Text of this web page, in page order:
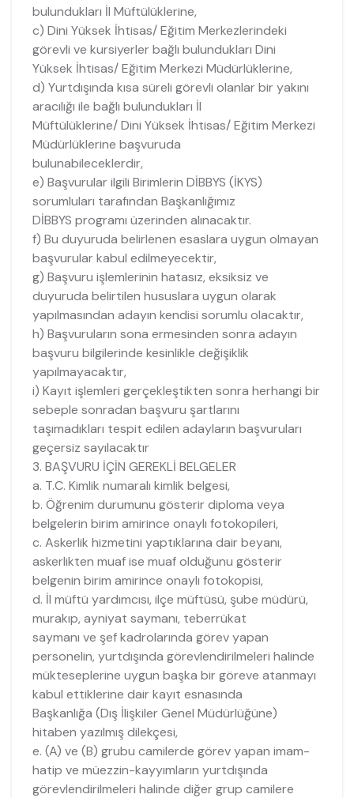
bulundukları İl Müftülüklerine,
c) Dini Yüksek İhtisas/ Eğitim Merkezlerindeki
görevli ve kursiyerler bağlı bulundukları Dini
Yüksek İhtisas/ Eğitim Merkezi Müdürlüklerine,
d) Yurtdışında kısa süreli görevli olanlar bir yakını
aracılığı ile bağlı bulundukları İl
Müftülüklerine/ Dini Yüksek İhtisas/ Eğitim Merkezi
Müdürlüklerine başvuruda
bulunabileceklerdir,
e) Başvurular ilgili Birimlerin DİBBYS (İKYS)
sorumluları tarafından Başkanlığımız
DİBBYS programı üzerinden alınacaktır.
f) Bu duyuruda belirlenen esaslara uygun olmayan
başvurular kabul edilmeyecektir,
g) Başvuru işlemlerinin hatasız, eksiksiz ve
duyuruda belirtilen hususlara uygun olarak
yapılmasından adayın kendisi sorumlu olacaktır,
h) Başvuruların sona ermesinden sonra adayın
başvuru bilgilerinde kesinlikle değişiklik
yapılmayacaktır,
i) Kayıt işlemleri gerçekleştikten sonra herhangi bir
sebeple sonradan başvuru şartlarını
taşımadıkları tespit edilen adayların başvuruları
geçersiz sayılacaktır
3. BAŞVURU İÇİN GEREKLİ BELGELER
a. T.C. Kimlik numaralı kimlik belgesi,
b. Öğrenim durumunu gösterir diploma veya
belgelerin birim amirince onaylı fotokopileri,
c. Askerlik hizmetini yaptıklarına dair beyanı,
askerlikten muaf ise muaf olduğunu gösterir
belgenin birim amirince onaylı fotokopisi,
d. İl müftü yardımcısı, ilçe müftüsü, şube müdürü,
murakıp, ayniyat saymanı, teberrükat
saymanı ve şef kadrolarında görev yapan
personelin, yurtdışında görevlendirilmeleri halinde
mükteseplerine uygun başka bir göreve atanmayı
kabul ettiklerine dair kayıt esnasında
Başkanlığa (Dış İlişkiler Genel Müdürlüğüne)
hitaben yazılmış dilekçesi,
e. (A) ve (B) grubu camilerde görev yapan imam-
hatip ve müezzin-kayyımların yurtdışında
görevlendirilmeleri halinde diğer grup camilere